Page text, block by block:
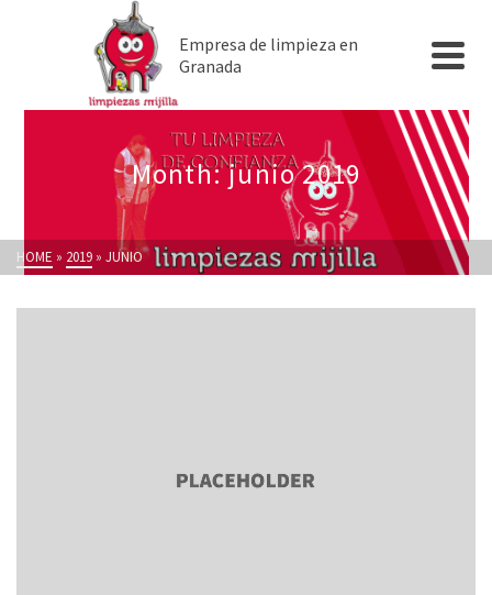
Empresa de limpieza en
Granada
Month: junio 2019
HOME » 2019 » JUNIO